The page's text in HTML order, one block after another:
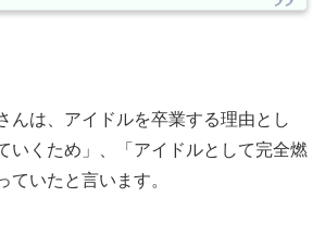
んは、アイドルを卒業する理由とし
いくため」、「アイドルとして完全燃
ていたと言います。